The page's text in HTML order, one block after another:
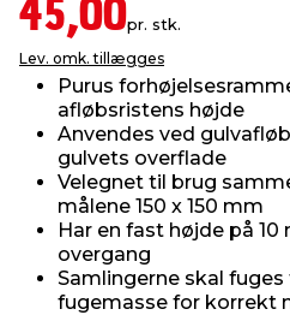
& ukrudt
45,00pr. stk.
Lev. omk. tillægges
Purus
afløbsristens højde
Anvendes ved
gulvets overflade
Velegnet til brug
målene 150 x 150 mm
Har en fast højde på
overgang
Samlingerne skal
fugemasse for korrekt